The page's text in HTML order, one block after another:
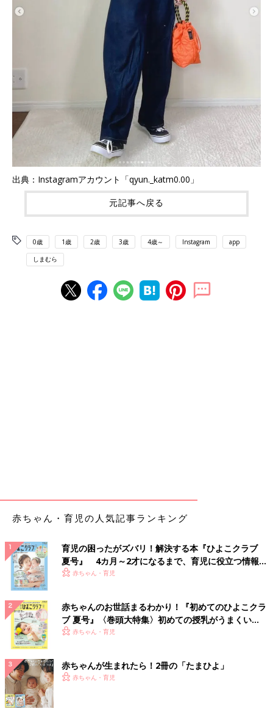
出典：Instagramアカウント「qyun._katm0.00」
元記事へ戻る
0歳 1歳 2歳 3歳 4歳～ Instagram app
しまむら
赤ちゃん・育児の人気記事ランキング
育児の困ったがズバリ！解決する本『ひよこクラブ
夏号』 4カ月～2才になるまで、育児に役立つ情報が
いっぱい！
赤ちゃん・育児
赤ちゃんのお世話まるわかり！『初めてのひよこクラ
ブ 夏号』〈巻頭大特集〉初めての授乳がうまくい
く！ おっぱい・ミルクの基本と夏のトラブル 解決テ
赤ちゃん・育児
赤ちゃんが生まれたら！2冊の「たまひよ」
赤ちゃん・育児